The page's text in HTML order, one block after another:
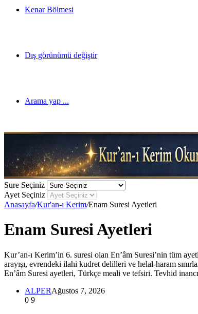
Kenar Bölmesi
Dış görünümü değiştir
Arama yap ...
Sure Seçiniz
Ayet Seçiniz
Anasayfa/Kur'an-ı Kerim/Enam Suresi Ayetleri
Enam Suresi Ayetleri
Kur’an-ı Kerim’in 6. suresi olan En’âm Suresi’nin tüm
arayışı, evrendeki ilahi kudret delilleri ve helal-haram
En’âm Suresi ayetleri, Türkçe meali ve tefsiri. Tevhid
ALPERAğustos 7, 2026
0 9